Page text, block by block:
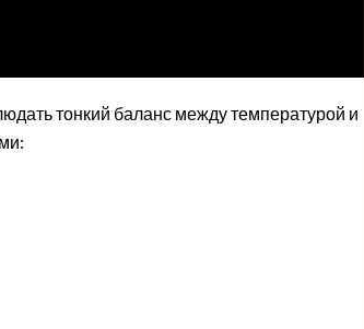
тонкий баланс между температурой и